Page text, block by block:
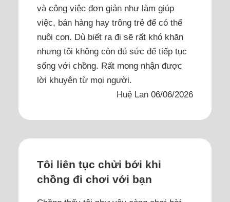
và công việc đơn giản như làm giúp
việc, bán hàng hay trông trẻ để có thể
nuôi con. Dù biết ra đi sẽ rất khó khăn
nhưng tôi không còn đủ sức để tiếp tục
sống với chồng. Rất mong nhận được
lời khuyên từ mọi người.
Huệ Lan 06/06/2026
Tôi liên tục chửi bới khi
chồng đi chơi với bạn